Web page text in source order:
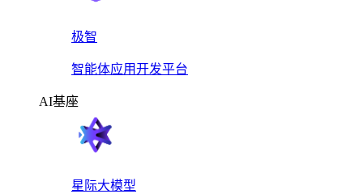
极智
智能体应用开发平台
AI基座
星际大模型